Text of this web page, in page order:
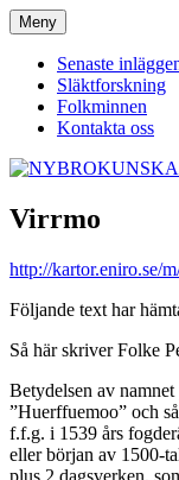
Hoppa
till
innehåll
NYBROKUNSKAP
Meny
Senaste
Släktforskning
Folkminnen
Kontakta oss
Virrmo
http://kartor.eniro.se/
Följande text har
Så här skriver Folke
Betydelsen av
”Huerffuemoo” och
f.f.g. i 1539 års
eller början av 1500-
plus 2 dagsverken,